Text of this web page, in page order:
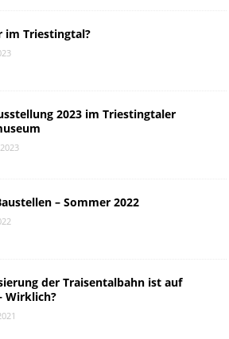
im Triestingtal?
2023 im Triestingtaler
– Sommer 2022
der Traisentalbahn ist auf
Wirklich?